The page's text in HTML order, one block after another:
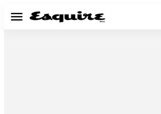
Menú